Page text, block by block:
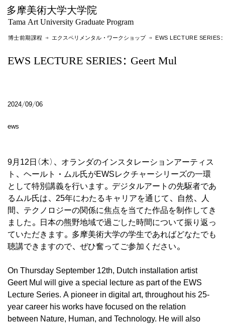
多摩美術大学大学院
Tama Art University Graduate Program
博士前期課程 → エクスペリメンタル・ワークショップ→ EWS LECTURE SERIES:
EWS LECTURE SERIES: Geert Mul
2024/09/06
ews
9月12日(木)、オランダのインスタレーションアーティス
ト、ヘールト・ムル氏がEWSレクチャーシリーズの一環
として特別講義を行います。デジタルアートの先駆者であ
るムル氏は、25年にわたるキャリアを通じて、自然、人
間、テクノロジーの関係に焦点を当てた作品を制作してき
ました。日本の熊野地域で過ごした時間について振り返っ
ていただきます。多摩美術大学の学生であればどなたでも
聴講できますので、ぜひ奮ってご参加ください。
On Thursday September 12th, Dutch installation artist
Geert Mul will give a special lecture as part of the EWS
Lecture Series. A pioneer in digital art, throughout his 25-
year career his works have focused on the relation
between Nature, Human, and Technology. He will also